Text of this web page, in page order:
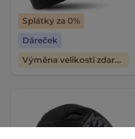
Splátky za 0%
Dáreček
Výměna velikosti zdarma